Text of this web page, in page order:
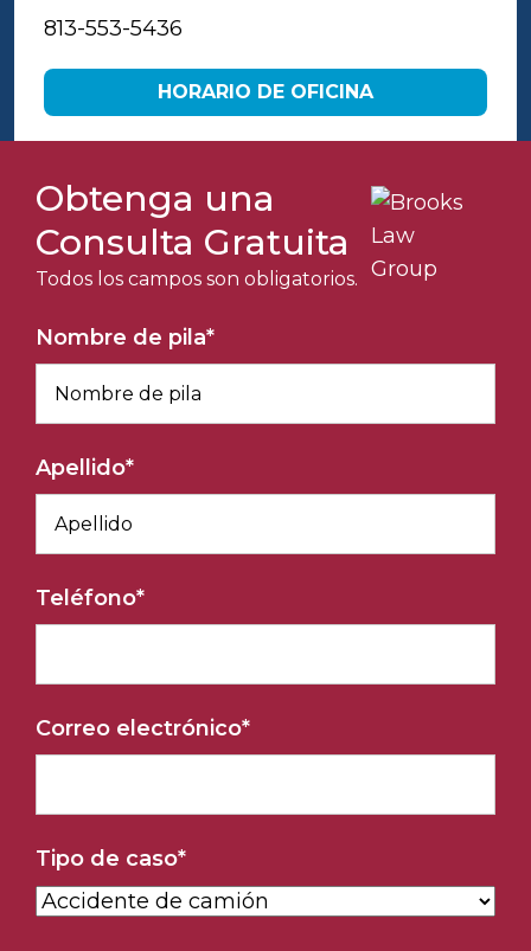
813-553-5436
HORARIO DE OFICINA
Obtenga una
Consulta Gratuita
Todos los campos son obligatorios.
Nombre de pila*
Apellido*
Teléfono*
Correo electrónico*
Tipo de caso*